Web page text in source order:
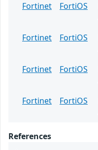
Fortinet
FortiOS
Fortinet
FortiOS
Fortinet
FortiOS
Fortinet
FortiOS
References